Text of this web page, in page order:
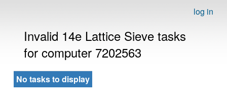
log in
Invalid 14e Lattice Sieve tasks
for computer 7202563
No tasks to display